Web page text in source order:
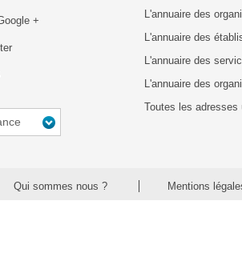
+
L'annuaire des
L'annuaire des
L'annuaire des
L'annuaire des
Toutes les adresses
Qui sommes nous ? Mentions